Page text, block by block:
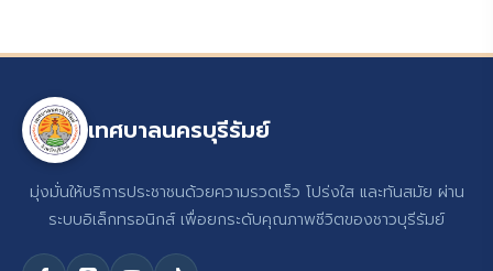
เทศบาลนครบุรีรัมย์
มุ่งมั่นให้บริการประชาชนด้วยความรวดเร็ว โปร่งใส และทันสมัย ผ่าน
ระบบอิเล็กทรอนิกส์ เพื่อยกระดับคุณภาพชีวิตของชาวบุรีรัมย์